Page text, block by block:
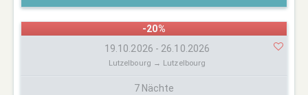
-20%
19.10.2026 - 26.10.2026
Lutzelbourg → Lutzelbourg
7 Nächte